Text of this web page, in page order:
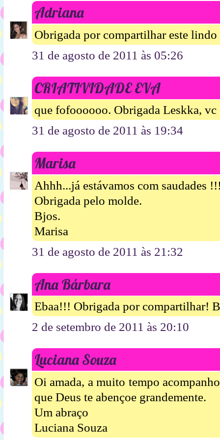
Adriana
Obrigada por compartilhar este lindo
31 de agosto de 2011 às 05:26
CRIATIVIDADE EVA
que fofoooooo. Obrigada Leskka,
31 de agosto de 2011 às 19:34
Marisa
Ahhh...já estávamos com saudades
Obrigada pelo molde.
Bjos.
Marisa
31 de agosto de 2011 às 21:32
Ana Bárbara
Ebaa!!! Obrigada por compartilhar!
2 de setembro de 2011 às 20:10
Luciana Souza
Oi amada, a muito tempo
que Deus te abençoe grandemente.
Um abraço
Luciana Souza